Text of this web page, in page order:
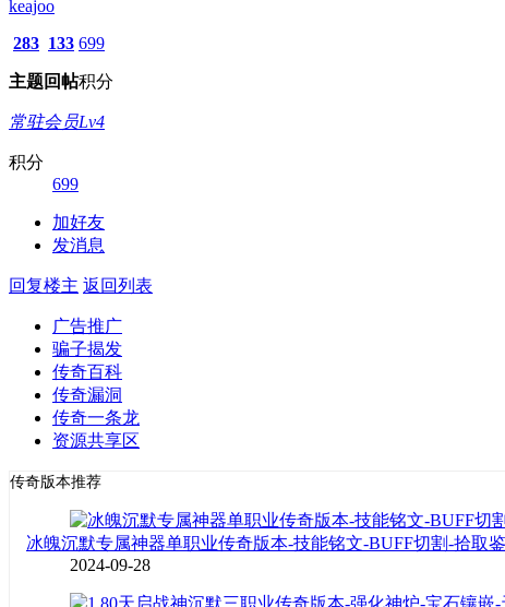
keajoo
283
主题
133
回帖
699
积分
常驻会员Lv4
积分
699
加好友
发消息
回复楼主 返回列表
广告推广
骗子揭发
传奇百科
传奇漏洞
传奇一条龙
资源共享区
传奇版本推荐
冰魄沉默专属神器单职业传奇版本-技能铭文-BUFF切割-拾取
2024-09-28